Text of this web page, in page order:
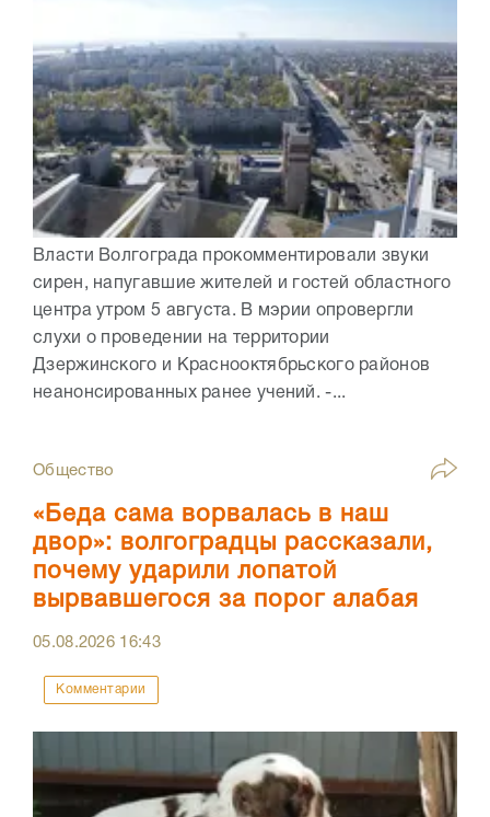
Власти Волгограда прокомментировали звуки
сирен, напугавшие жителей и гостей областного
центра утром 5 августа. В мэрии опровергли
слухи о проведении на территории
Дзержинского и Краснооктябрьского районов
неанонсированных ранее учений. -...
Общество
«Беда сама ворвалась в наш
двор»: волгоградцы рассказали,
почему ударили лопатой
вырвавшегося за порог алабая
05.08.2026 16:43
Комментарии